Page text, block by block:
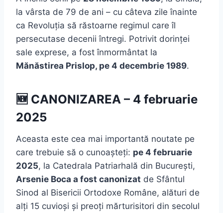
la vârsta de 79 de ani – cu câteva zile înainte
ca Revoluția să răstoarne regimul care îl
persecutase decenii întregi. Potrivit dorinței
sale exprese, a fost înmormântat la
Mănăstirea Prislop, pe 4 decembrie 1989.
🆕 CANONIZAREA – 4 februarie
2025
Aceasta este cea mai importantă noutate pe
care trebuie să o cunoașteți: pe 4 februarie
2025, la Catedrala Patriarhală din București,
Arsenie Boca a fost canonizat de Sfântul
Sinod al Bisericii Ortodoxe Române, alături de
alți 15 cuvioși și preoți mărturisitori din secolul